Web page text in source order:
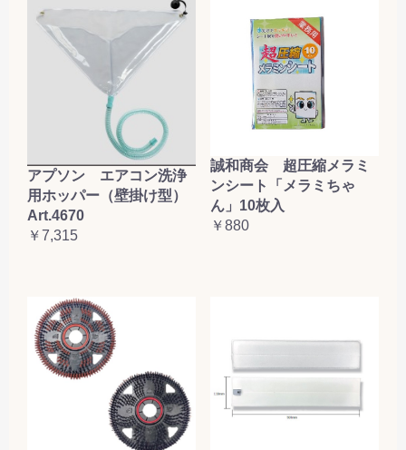
アプソン エアコン洗浄
用ホッパー（壁掛け型）
Art.4670
￥7,315
誠和商会 超圧縮メラミ
ンシート「メラミちゃ
ん」10枚入
￥880